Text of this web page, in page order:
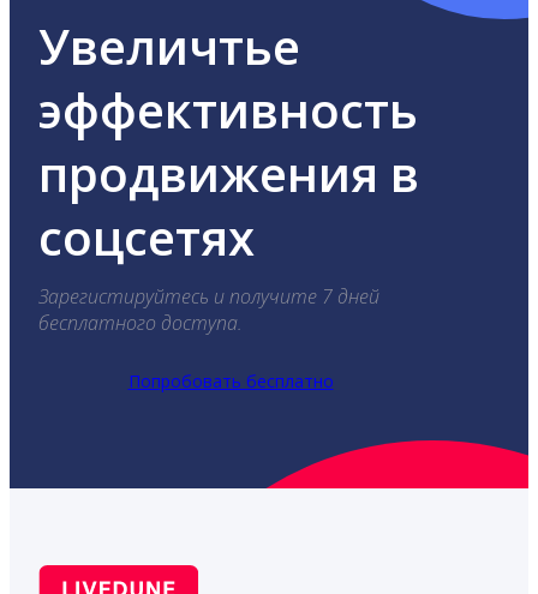
Увеличтье
эффективность
продвижения в
соцсетях
Зарегистируйтесь и получите 7 дней
бесплатного доступа.
Попробовать бесплатно